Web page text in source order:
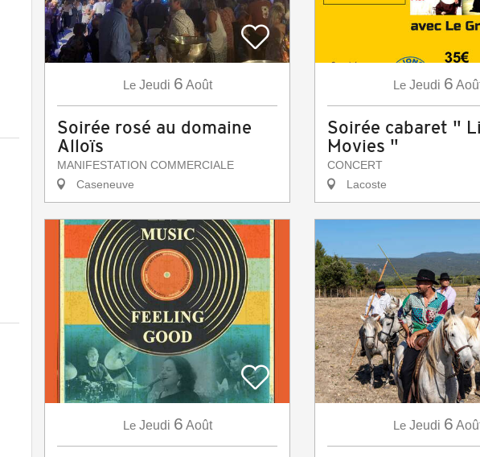
Le Jeudi 6 Août
Soirée rosé au domaine
Alloïs
MANIFESTATION COMMERCIALE
Caseneuve
Le Jeudi 6
Soirée cabaret "
Movies "
CONCERT
Lacoste
Le Jeudi 6 Août Le Jeudi 6